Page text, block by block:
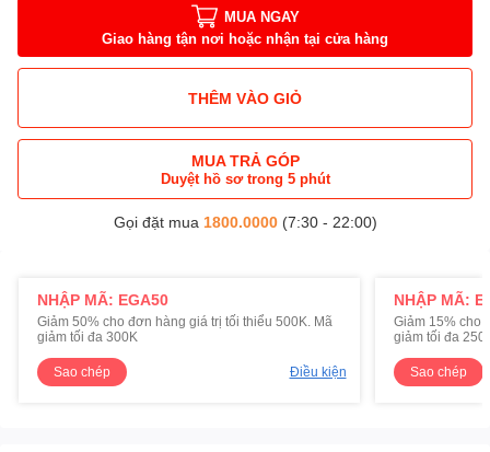
MUA NGAY
Giao hàng tận nơi hoặc nhận tại cửa hàng
THÊM VÀO GIỎ
MUA TRẢ GÓP
Duyệt hồ sơ trong 5 phút
Gọi đặt mua 1800.0000(7:30 - 22:00)
NHẬP MÃ: EGA50
Giảm 50% cho đơn hàng giá trị tối thiểu 500K. Mã
giảm tối đa 300K
Sao chép Điều kiện
NHẬP MÃ:
Giảm 15% cho
giảm tối đa
Sao chép